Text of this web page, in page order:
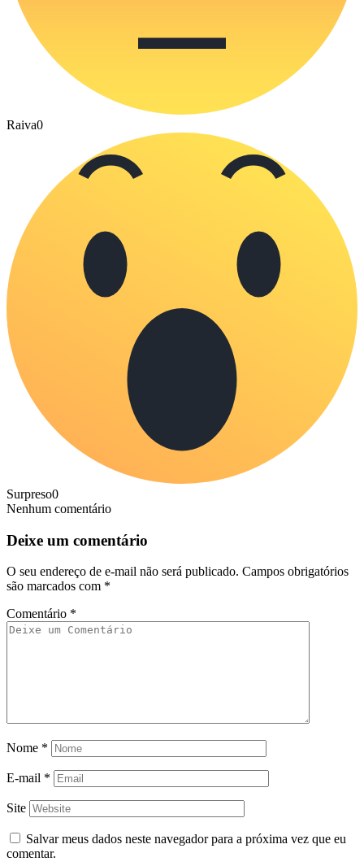
Raiva0
Surpreso0
Nenhum comentário
Deixe um comentário
O seu endereço de e-mail não será publicado. Campos obrigatórios
são marcados com *
Comentário *
Nome *
E-mail *
Site
Salvar meus dados neste navegador para a próxima vez que eu
comentar.